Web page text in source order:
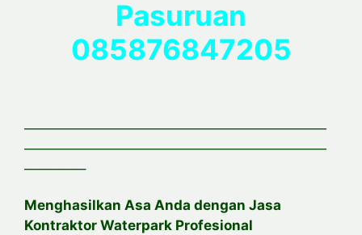
Pasuruan
085876847205
——————————————————————
——————————————————————
————–
Menghasilkan Asa Anda dengan Jasa
Kontraktor Waterpark Profesional